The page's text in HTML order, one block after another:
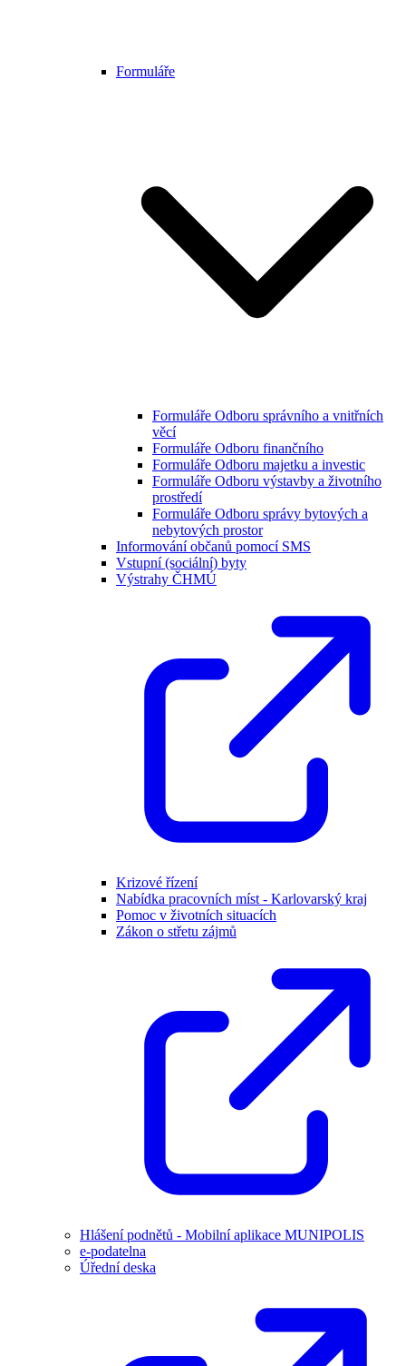
Formuláře
Formuláře Odboru správního a vnitřních
věcí
Formuláře Odboru finančního
Formuláře Odboru majetku a investic
Formuláře Odboru výstavby a životního
prostředí
Formuláře Odboru správy bytových a
nebytových prostor
Informování občanů pomocí SMS
Vstupní (sociální) byty
Výstrahy ČHMÚ
Krizové řízení
Nabídka pracovních míst - Karlovarský kraj
Pomoc v životních situacích
Zákon o střetu zájmů
Hlášení podnětů - Mobilní aplikace MUNIPOLIS
e-podatelna
Úřední deska